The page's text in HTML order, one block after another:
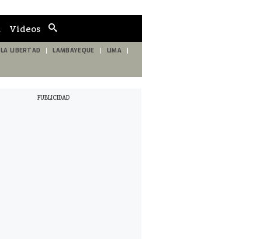
de
búsqueda
Videos
LA LIBERTAD LAMBAYEQUE LIMA